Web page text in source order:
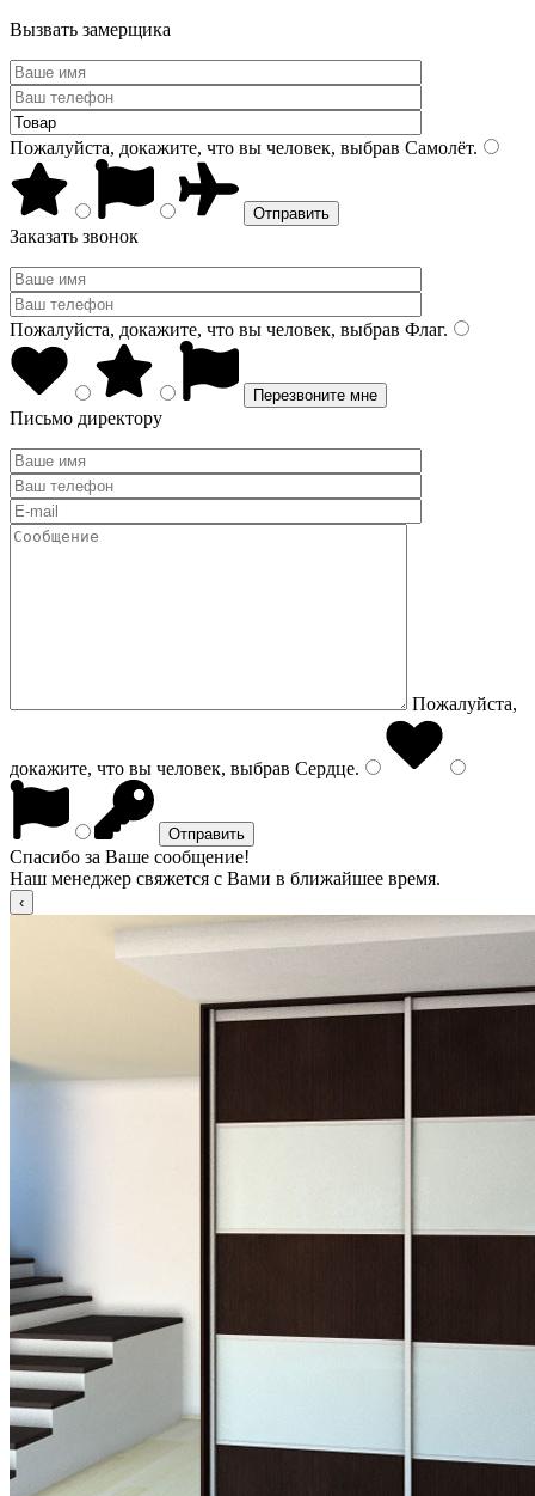
Вызвать замерщика
Пожалуйста, докажите, что вы человек, выбрав Самолёт.
Заказать звонок
Пожалуйста, докажите, что вы человек, выбрав Флаг.
Письмо директору
Пожалуйста,
докажите, что вы человек, выбрав Сердце.
Спасибо за Ваше сообщение!
Наш менеджер свяжется с Вами в ближайшее время.